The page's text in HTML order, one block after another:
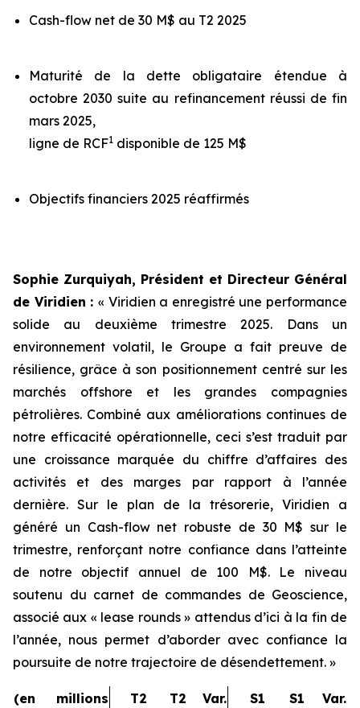
Cash-flow net de 30 M$ au T2 2025
Maturité de la dette obligataire étendue à
octobre 2030 suite au refinancement réussi de fin
mars 2025,
ligne de RCF1 disponible de 125 M$
Objectifs financiers 2025 réaffirmés
Sophie Zurquiyah, Président et Directeur Général
de Viridien : « Viridien a enregistré une performance
solide au deuxième trimestre 2025. Dans un
environnement volatil, le Groupe a fait preuve de
résilience, grâce à son positionnement centré sur les
marchés offshore et les grandes compagnies
pétrolières. Combiné aux améliorations continues de
notre efficacité opérationnelle, ceci s’est traduit par
une croissance marquée du chiffre d’affaires des
activités et des marges par rapport à l’année
dernière. Sur le plan de la trésorerie, Viridien a
généré un Cash-flow net robuste de 30 M$ sur le
trimestre, renforçant notre confiance dans l’atteinte
de notre objectif annuel de 100 M$. Le niveau
soutenu du carnet de commandes de Geoscience,
associé aux « lease rounds » attendus d’ici à la fin de
l’année, nous permet d’aborder avec confiance la
poursuite de notre trajectoire de désendettement. »
(en millions
T2
T2
Var.
S1
S1
Var.